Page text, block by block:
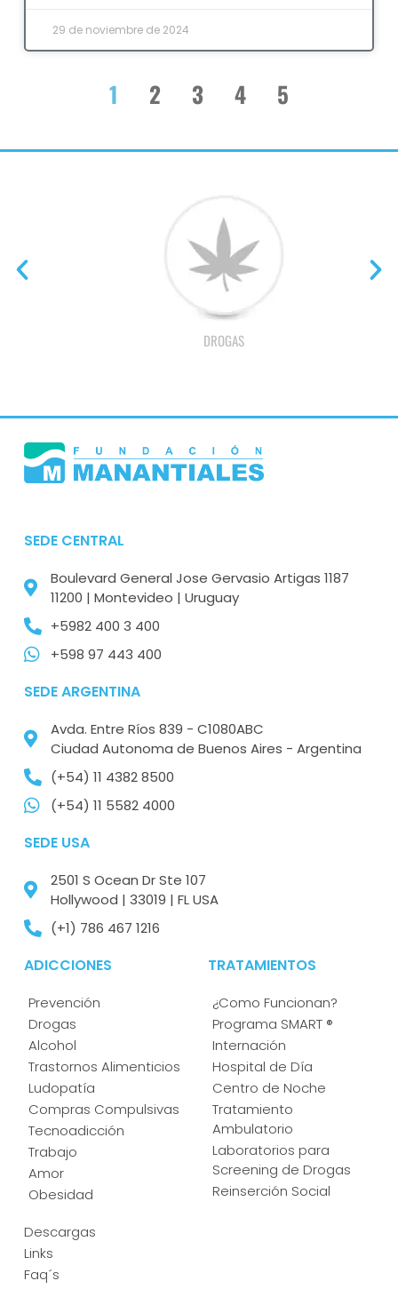
29 de noviembre de 2024
1 2 3 4 5
DROGAS
SEDE CENTRAL
Boulevard General Jose Gervasio Artigas 1187
11200 | Montevideo | Uruguay
+5982 400 3 400
+598 97 443 400
SEDE ARGENTINA
Avda. Entre Ríos 839 - C1080ABC
Ciudad Autonoma de Buenos Aires - Argentina
(+54) 11 4382 8500
(+54) 11 5582 4000
SEDE USA
2501 S Ocean Dr Ste 107
Hollywood | 33019 | FL USA
(+1) 786 467 1216
ADICCIONES
Prevención
Drogas
Alcohol
Trastornos Alimenticios
Ludopatía
Compras Compulsivas
Tecnoadicción
Trabajo
Amor
Obesidad
TRATAMIENTOS
¿Como Funcionan?
Programa SMART ®
Internación
Hospital de Día
Centro de Noche
Tratamiento
Ambulatorio
Laboratorios para
Screening de Drogas
Reinserción Social
Descargas
Links
Faq´s